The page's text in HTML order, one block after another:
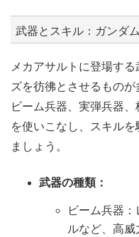
武器とスキル：ガンダ
メカアサルトに登場す
ズを彷彿とさせるものが
ビーム兵器、実弾兵器
を使いこなし、スキル
ましょう。
武器の種類：
ビーム兵器
ルなど、高威